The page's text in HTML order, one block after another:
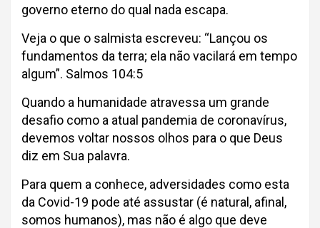
governo eterno do qual nada escapa.
Veja o que o salmista escreveu: “Lançou os
fundamentos da terra; ela não vacilará em tempo
algum”. Salmos 104:5
Quando a humanidade atravessa um grande
desafio como a atual pandemia de coronavírus,
devemos voltar nossos olhos para o que Deus
diz em Sua palavra.
Para quem a conhece, adversidades como esta
da Covid-19 pode até assustar (é natural, afinal,
somos humanos), mas não é algo que deve